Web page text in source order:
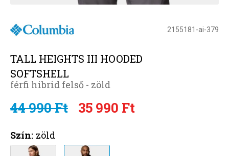
2155181-ai-379
TALL HEIGHTS III HOODED
SOFTSHELL
férfi hibrid felső - zöld
44 990 Ft 35 990 Ft
Szín: zöld